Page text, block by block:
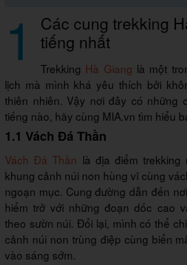
1 Các cung trekking
tiếng nhất
Trekking Hà Giang là một
lịch mà mình khá yêu thích bởi
thiên nhiên. Vậy nơi đây có những
tiếng nào, hãy cùng MIA.vn tìm hiểu
1.1 Vách Đá Thần
Vách Đá Thần là địa điểm
khung cảnh núi non hùng vĩ cùng
ngoạn mục. Cung đường dẫn đến
hiểm trở với những đoạn dốc cao
theo sườn núi. Đổi lại, mình có thể
cảnh núi non trùng điệp cùng biển
vào sáng sớm.